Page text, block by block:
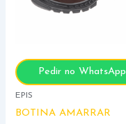
Pedir no WhatsApp
EPIS
BOTINA AMARRAR